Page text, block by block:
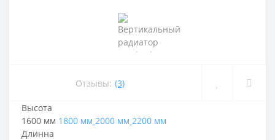
Отзывы: (3)
Высота
1600 мм 1800 мм 2000 мм 2200 мм
Длинна